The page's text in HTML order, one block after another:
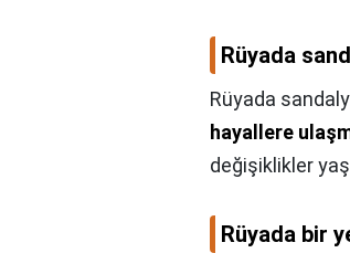
Rüyada
Rüyada
hayallere
değişiklikler
Rüyada bir